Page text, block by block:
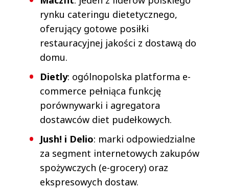
rynku cateringu dietetycznego,
oferujący gotowe posiłki
restauracyjnej jakości z dostawą do
domu.
Dietly: ogólnopolska platforma e-
commerce pełniąca funkcję
porównywarki i agregatora
dostawców diet pudełkowych.
Jush! i Delio: marki odpowiedzialne
za segment internetowych zakupów
spożywczych (e-grocery) oraz
ekspresowych dostaw.